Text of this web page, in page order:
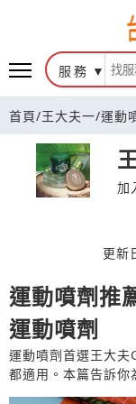
服務
首頁/王大夫一/運動
加
更新
運動噴劑推
運動噴劑
運動噴劑首選王大
都適用。本篇告訴你